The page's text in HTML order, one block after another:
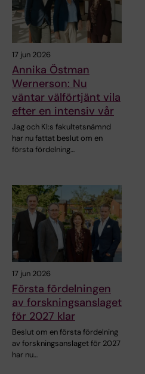
17 jun 2026
Annika Östman
Wernerson: Nu
väntar välförtjänt vila
efter en intensiv vår
Jag och KI:s fakultetsnämnd
har nu fattat beslut om en
första fördelning…
17 jun 2026
Första fördelningen
av forskningsanslaget
för 2027 klar
Beslut om en första fördelning
av forskningsanslaget för 2027
har nu…